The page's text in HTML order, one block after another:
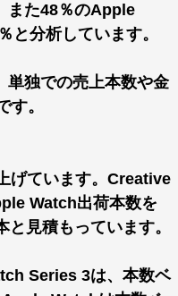
また48％のApple
分析しています。
独での売上本数や金
。
げています。Creative
Watch出荷本数を
見積もっています。
Series 3は、本数ベ